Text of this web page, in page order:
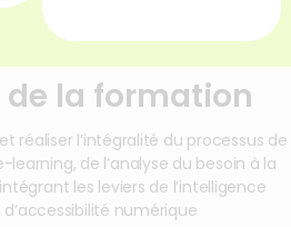
de la formation
réaliser l’intégralité du processus de
de l’analyse du besoin à la
les leviers de l’intelligence
numérique